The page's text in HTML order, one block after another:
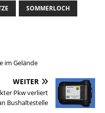
SOMMERLOCH
im Gelände
WEITER
Pkw verliert
Bushaltestelle